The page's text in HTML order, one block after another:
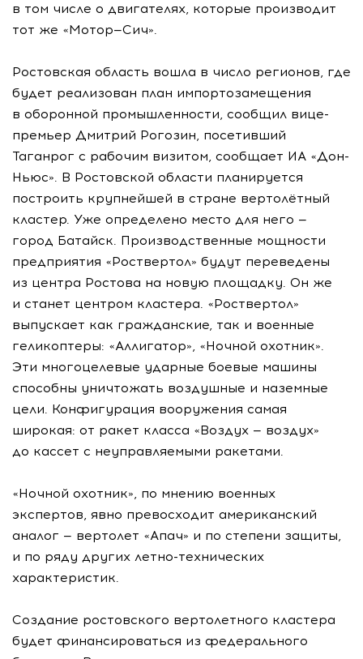
в том числе о двигателях, которые производит
тот же «Мотор—Сич».
Ростовская область вошла в число регионов, где
будет реализован план импортозамещения
в оборонной промышленности, сообщил вице-
премьер Дмитрий Рогозин, посетивший
Таганрог с рабочим визитом, сообщает ИА «Дон-
Ньюс». В Ростовской области планируется
построить крупнейшей в стране вертолётный
кластер. Уже определено место для него —
город Батайск. Производственные мощности
предприятия «Роствертол» будут переведены
из центра Ростова на новую площадку. Он же
и станет центром кластера. «Роствертол»
выпускает как гражданские, так и военные
геликоптеры: «Аллигатор», «Ночной охотник».
Эти многоцелевые ударные боевые машины
способны уничтожать воздушные и наземные
цели. Конфигурация вооружения самая
широкая: от ракет класса «Воздух — воздух»
до кассет с неуправляемыми ракетами.
«Ночной охотник», по мнению военных
экспертов, явно превосходит американский
аналог — вертолет «Апач» и по степени защиты,
и по ряду других летно-технических
характеристик.
Создание ростовского вертолетного кластера
будет финансироваться из федерального